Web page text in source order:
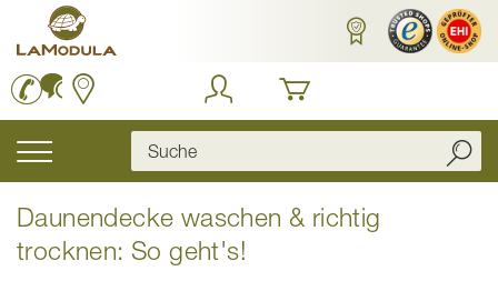
Inhalt
springen
Navigation
Daunendecke waschen & richtig
trocknen: So geht's!